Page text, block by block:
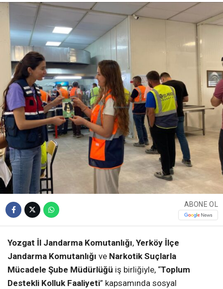
ABONE OL
Yozgat İl Jandarma Komutanlığı, Yerköy İlçe
Jandarma Komutanlığı ve Narkotik Suçlarla
Mücadele Şube Müdürlüğü iş birliğiyle, “Toplum
Destekli Kolluk Faaliyeti” kapsamında sosyal